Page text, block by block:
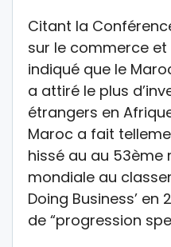
Citant la
sur le commerce
indiqué que le
a attiré le plus
étrangers en
Maroc a fait
hissé au au 53ème
mondiale au
Doing Business’ en
de “progression